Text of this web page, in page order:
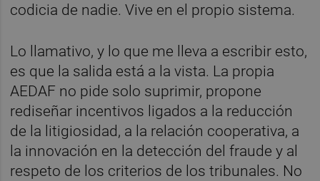
codicia de nadie. Vive en el propio sistema.
Lo llamativo, y lo que me lleva a escribir esto,
es que la salida está a la vista. La propia
AEDAF no pide solo suprimir, propone
rediseñar incentivos ligados a la reducción
de la litigiosidad, a la relación cooperativa, a
la innovación en la detección del fraude y al
respeto de los criterios de los tribunales. No